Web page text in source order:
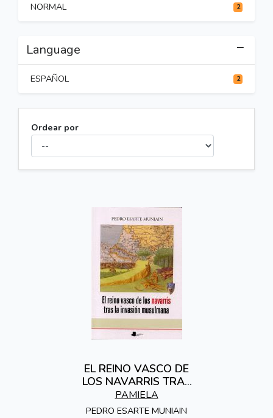
NORMAL 2
Language
ESPAÑOL 2
Ordear por
EL REINO VASCO DE
LOS NAVARRIS TRAS
LA INVASION
MUSULMANA
PAMIELA
PEDRO ESARTE MUNIAIN